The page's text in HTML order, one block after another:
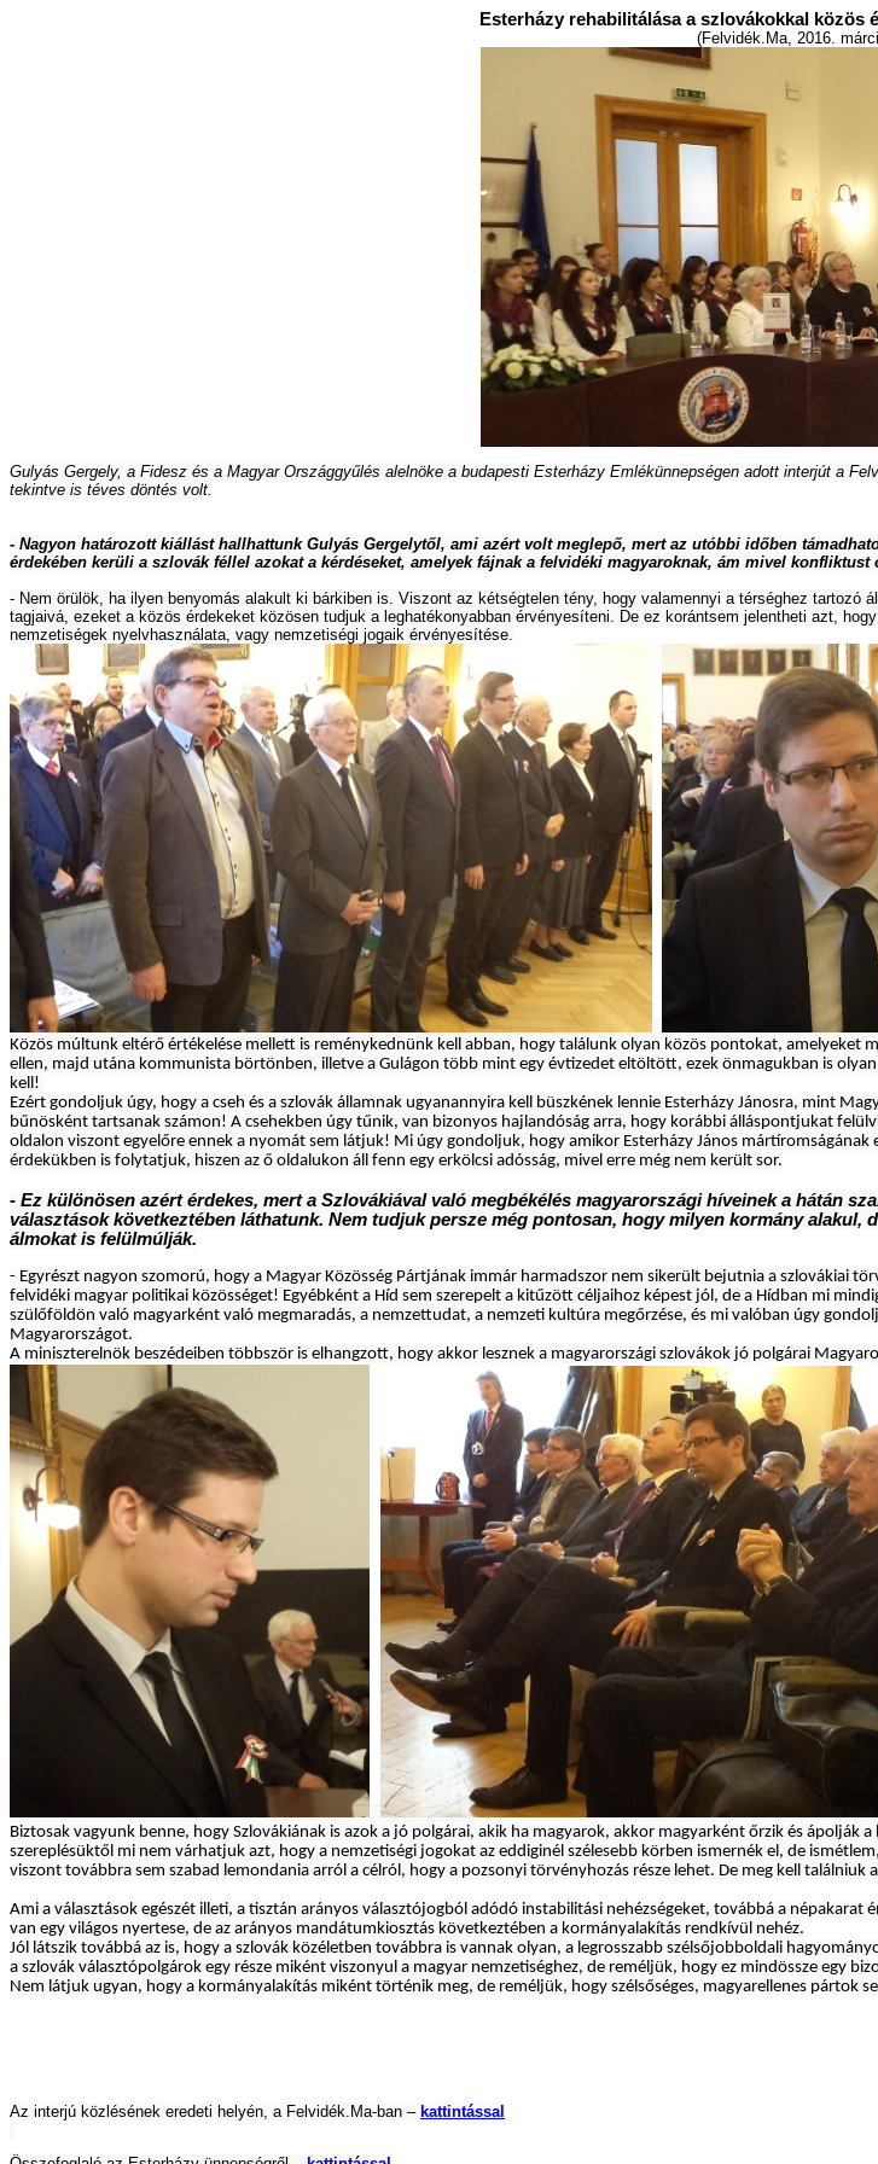
Esterházy rehabilitálása a szlovákokkal közös
(Felvidék.Ma, 2016.
Gulyás Gergely, a Fidesz és a Magyar Országgyűlés alelnöke a budapesti Esterházy Emlékünnepségen adott interjút a
tekintve is téves döntés volt.
- Nagyon határozott kiállást hallhattunk Gulyás Gergelytől, ami azért volt meglepő, mert az utóbbi időben
érdekében kerüli a szlovák féllel azokat a kérdéseket, amelyek fájnak a felvidéki magyaroknak, ám mivel
- Nem örülök, ha ilyen benyomás alakult ki bárkiben is. Viszont az kétségtelen tény, hogy valamennyi a térséghez
tagjaivá, ezeket a közös érdekeket közösen tudjuk a leghatékonyabban érvényesíteni. De ez korántsem jelentheti azt,
nemzetiségek nyelvhasználata, vagy nemzetiségi jogaik érvényesítése.
Közös múltunk eltérő értékelése mellett is reménykednünk kell abban, hogy találunk olyan közös pontokat,
ellen, majd utána kommunista börtönben, illetve a Gulágon több mint egy évtizedet eltöltött, ezek önmagukban is
kell!
Ezért gondoljuk úgy, hogy a cseh és a szlovák államnak ugyanannyira kell büszkének lennie Esterházy Jánosra, mint
bűnösként tartsanak számon! A csehekben úgy tűnik, van bizonyos hajlandóság arra, hogy korábbi álláspontjukat
oldalon viszont egyelőre ennek a nyomát sem látjuk! Mi úgy gondoljuk, hogy amikor Esterházy János
érdekükben is folytatjuk, hiszen az ő oldalukon áll fenn egy erkölcsi adósság, mivel erre még nem került sor.
- Ez különösen azért érdekes, mert a Szlovákiával való megbékélés magyarországi híveinek a hátán
választások következtében láthatunk. Nem tudjuk persze még pontosan, hogy milyen kormány
álmokat is felülmúlják.
- Egyrészt nagyon szomorú, hogy a Magyar Közösség Pártjának immár harmadszor nem sikerült bejutnia a szlovákiai
felvidéki magyar politikai közösséget! Egyébként a Híd sem szerepelt a kitűzött céljaihoz képest jól, de a Hídban mi
szülőföldön való magyarként való megmaradás, a nemzettudat, a nemzeti kultúra megőrzése, és mi valóban úgy
Magyarországot.
A miniszterelnök beszédeiben többször is elhangzott, hogy akkor lesznek a magyarországi szlovákok jó polgárai
Biztosak vagyunk benne, hogy Szlovákiának is azok a jó polgárai, akik ha magyarok, akkor magyarként őrzik és
szereplésüktől mi nem várhatjuk azt, hogy a nemzetiségi jogokat az eddiginél szélesebb körben ismernék el, de
viszont továbbra sem szabad lemondania arról a célról, hogy a pozsonyi törvényhozás része lehet. De meg kell találniuk
Ami a választások egészét illeti, a tisztán arányos választójogból adódó instabilitási nehézségeket, továbbá a
van egy világos nyertese, de az arányos mandátumkiosztás következtében a kormányalakítás rendkívül nehéz.
Jól látszik továbbá az is, hogy a szlovák közéletben továbbra is vannak olyan, a legrosszabb szélsőjobboldali
a szlovák választópolgárok egy része miként viszonyul a magyar nemzetiséghez, de reméljük, hogy ez mindössze egy
Nem látjuk ugyan, hogy a kormányalakítás miként történik meg, de reméljük, hogy szélsőséges, magyarellenes pártok
Az interjú közlésének eredeti helyén, a Felvidék.Ma-ban – kattintással